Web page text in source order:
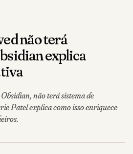
não terá
explica
não terá sistema de
Patel explica como isso enriquece